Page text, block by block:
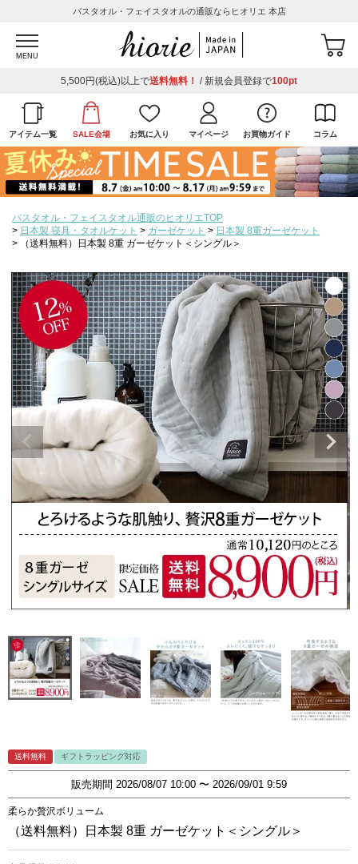
バスタオル・フェイスタオルの通販ならヒオリエ 本店
MENU
5,500円(税込)以上で送料無料！ / 新規会員登録で100pt
アイテム一覧 SALE会場 お気に入り マイページ お買物ガイド コラム
バスタオル・フェイスタオル通販のヒオリエTOP
日本製 寝具・タオルケット
ガーゼケット
日本製 8重ガーゼケット
（送料無料）日本製 8重 ガーゼケット＜シングル＞
送料無料 ギフトラッピング対応
販売期間 2026/08/07 10:00 〜 2026/09/01 9:59
柔らか贅沢ボリューム
（送料無料）日本製 8重 ガーゼケット＜シングル＞